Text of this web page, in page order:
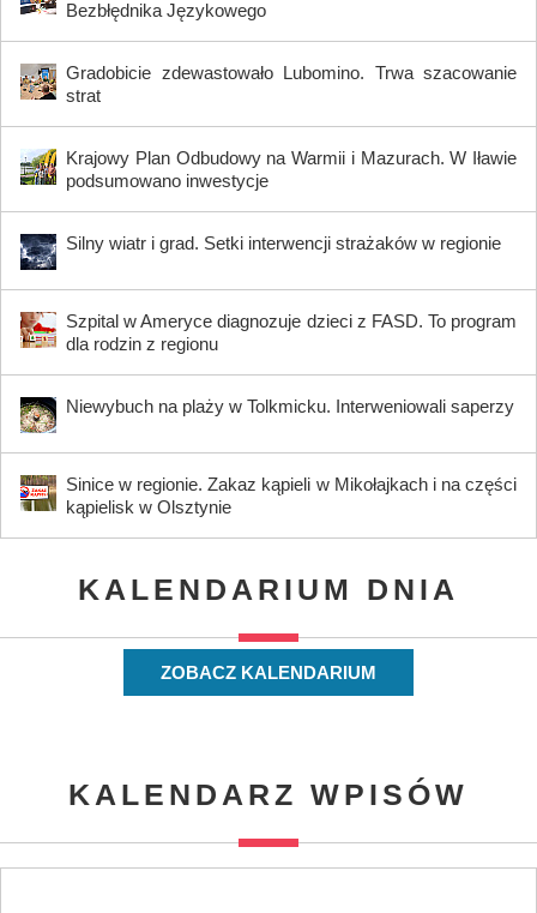
Bezbłędnika Językowego
Gradobicie zdewastowało Lubomino. Trwa szacowanie
strat
Krajowy Plan Odbudowy na Warmii i Mazurach. W Iławie
podsumowano inwestycje
Silny wiatr i grad. Setki interwencji strażaków w regionie
Szpital w Ameryce diagnozuje dzieci z FASD. To program
dla rodzin z regionu
Niewybuch na plaży w Tolkmicku. Interweniowali saperzy
Sinice w regionie. Zakaz kąpieli w Mikołajkach i na części
kąpielisk w Olsztynie
KALENDARIUM DNIA
ZOBACZ KALENDARIUM
KALENDARZ WPISÓW